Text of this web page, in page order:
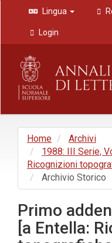
Navigazione
principale
Contenuto
principale
Barra
laterale
Lingua
Login
Home
Archivi
1988: III Serie,
Ricognizioni
Archivio Storico
Primo
[a Entella: